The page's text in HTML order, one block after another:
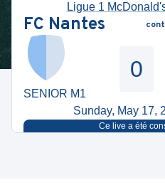
Ligue 1
FC Nantes
SENIOR M1
0
Sunday, May 17,
Ce live a été